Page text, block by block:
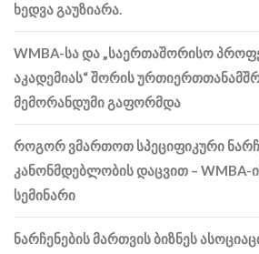
ხედვა გაუზიარა.
WMBA-სა და „საერთაშორისო
აკადემიას“ შორის
მემორანდუმი გაფორმდა
როგორ ვმართოთ სპეციფიკური
კანონმდებლობის დაცვით – WMBA-
სემინარი
ნარჩენების მართვის ბიზნეს